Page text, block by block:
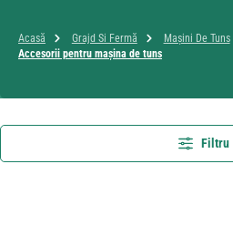
Acasă Grajd Si Fermă
Mașini De Tuns
Accesorii pentru mașina de tuns
Filtru